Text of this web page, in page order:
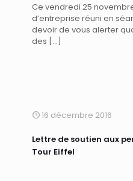
Ce vendredi 25
d’entreprise réuni en
devoir de vous alerter
des […]
16 décembre 2016
Lettre de soutien aux
Tour Eiffel